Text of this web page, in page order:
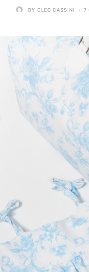
BY CLEO CASSINI 7